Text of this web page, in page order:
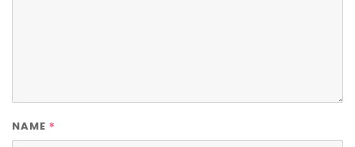
NAME *